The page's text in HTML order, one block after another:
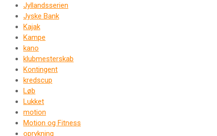
Jyllandsserien
Jyske Bank
Kajak
Kampe
kano
klubmesterskab
Kontingent
kredscup
Løb
Lukket
motion
Motion og Fitness
oprykning